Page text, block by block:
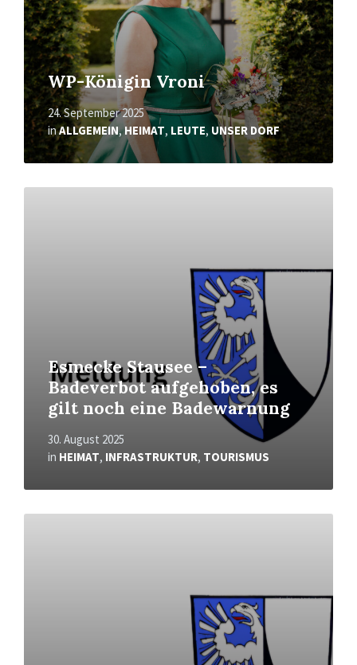
WP-Königin Vroni
24. September 2025
inALLGEMEIN,HEIMAT, LEUTE, UNSER DORF
Esmecke Stausee –
Badeverbot aufgehoben, es
gilt noch eine Badewarnung
30. August 2025
in HEIMAT, INFRASTRUKTUR, TOURISMUS
Mehr
Mehr